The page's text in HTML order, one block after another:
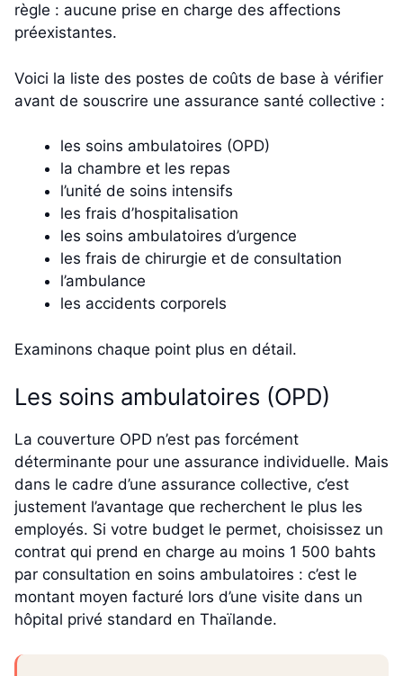
règle : aucune prise en charge des affections
préexistantes.
Voici la liste des postes de coûts de base à vérifier
avant de souscrire une assurance santé collective :
les soins ambulatoires (OPD)
la chambre et les repas
l’unité de soins intensifs
les frais d’hospitalisation
les soins ambulatoires d’urgence
les frais de chirurgie et de consultation
l’ambulance
les accidents corporels
Examinons chaque point plus en détail.
Les soins ambulatoires (OPD)
La couverture OPD n’est pas forcément
déterminante pour une assurance individuelle. Mais
dans le cadre d’une assurance collective, c’est
justement l’avantage que recherchent le plus les
employés. Si votre budget le permet, choisissez un
contrat qui prend en charge au moins 1 500 bahts
par consultation en soins ambulatoires : c’est le
montant moyen facturé lors d’une visite dans un
hôpital privé standard en Thaïlande.